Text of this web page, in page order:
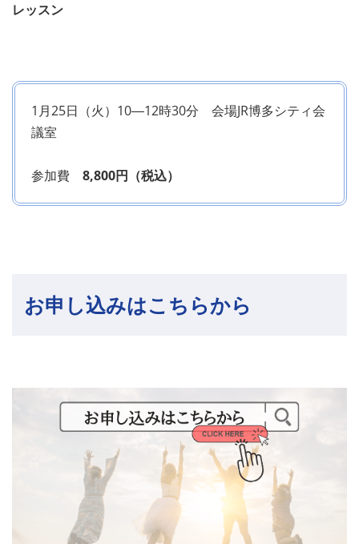
レッスン
1月25日（火）10―12時30分 会場JR博多シティ会
議室
参加費 8,800円（税込）
お申し込みはこちらから